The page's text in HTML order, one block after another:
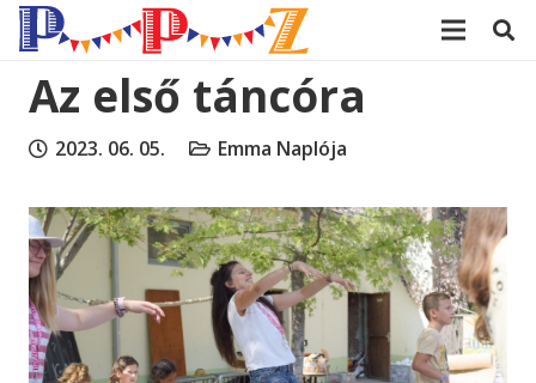
Az első táncóra
2023. 06. 05. Emma Naplója
modal-check